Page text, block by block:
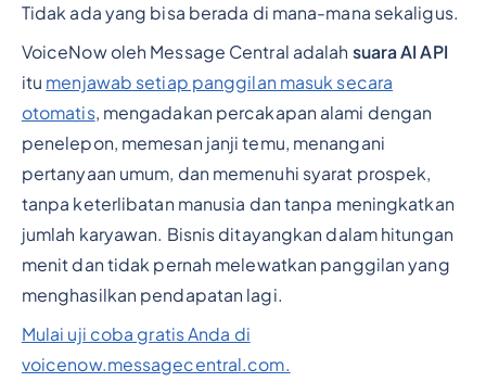
Tidak ada yang bisa berada di mana-mana sekaligus.
VoiceNow oleh Message Central adalah suara AI API
itu menjawab setiap panggilan masuk secara
otomatis, mengadakan percakapan alami dengan
penelepon, memesan janji temu, menangani
pertanyaan umum, dan memenuhi syarat prospek,
tanpa keterlibatan manusia dan tanpa meningkatkan
jumlah karyawan. Bisnis ditayangkan dalam hitungan
menit dan tidak pernah melewatkan panggilan yang
menghasilkan pendapatan lagi.
Mulai uji coba gratis Anda di
voicenow.messagecentral.com.